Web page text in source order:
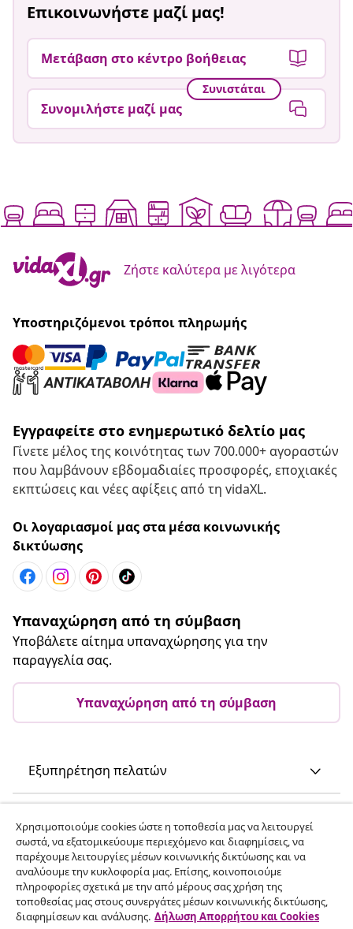
Επικοινωνήστε μαζί μας!
Μετάβαση στο κέντρο βοήθειας
Συνιστάται
Συνομιλήστε μαζί μας
Ζήστε καλύτερα με λιγότερα
Υποστηριζόμενοι τρόποι πληρωμής
Εγγραφείτε στο ενημερωτικό δελτίο μας
Γίνετε μέλος της κοινότητας των 700.000+ αγοραστών
που λαμβάνουν εβδομαδιαίες προσφορές, εποχιακές
εκπτώσεις και νέες αφίξεις από τη vidaXL.
Οι λογαριασμοί μας στα μέσα κοινωνικής
δικτύωσης
Υπαναχώρηση από τη σύμβαση
Υποβάλετε αίτημα υπαναχώρησης για την
παραγγελία σας.
Υπαναχώρηση από τη σύμβαση
Εξυπηρέτηση πελατών
vidaXL
Ανακαλύψτε περισσότερα
Χρησιμοποιούμε cookies ώστε η τοποθεσία μας να λειτουργεί
σωστά, να εξατομικεύουμε περιεχόμενο και διαφημίσεις, να
παρέχουμε λειτουργίες μέσων κοινωνικής δικτύωσης και να
αναλύουμε την κυκλοφορία μας. Επίσης, κοινοποιούμε
πληροφορίες σχετικά με την από μέρους σας χρήση της
τοποθεσίας μας στους συνεργάτες μέσων κοινωνικής δικτύωσης,
διαφημίσεων και ανάλυσης. Δήλωση Απορρήτου και Cookies